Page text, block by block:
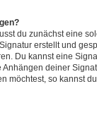
du zunächst eine
erstellt und
Du kannst eine
deiner
möchtest, so kannst